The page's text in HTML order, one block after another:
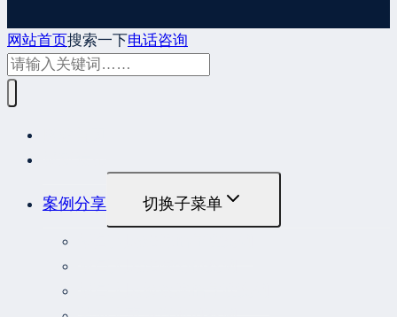
网站首页搜索一下电话咨询
案例分享 切换子菜单